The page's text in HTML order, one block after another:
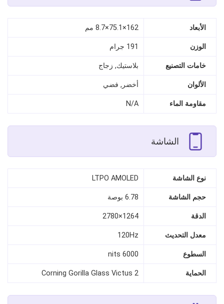
الأبعاد 162×75.1×8.7 مم
الوزن 191 جرام
خامات التصنيع بلاستيك, زجاج
الألوان أخضر, فضي
مقاومة الماء N/A
الشاشة
نوع الشاشة LTPO AMOLED
حجم الشاشة 6.78 بوصة
الدقة 1264×2780
معدل التحديث 120Hz
السطوع 6000 nits
الحماية Corning Gorilla Glass Victus 2